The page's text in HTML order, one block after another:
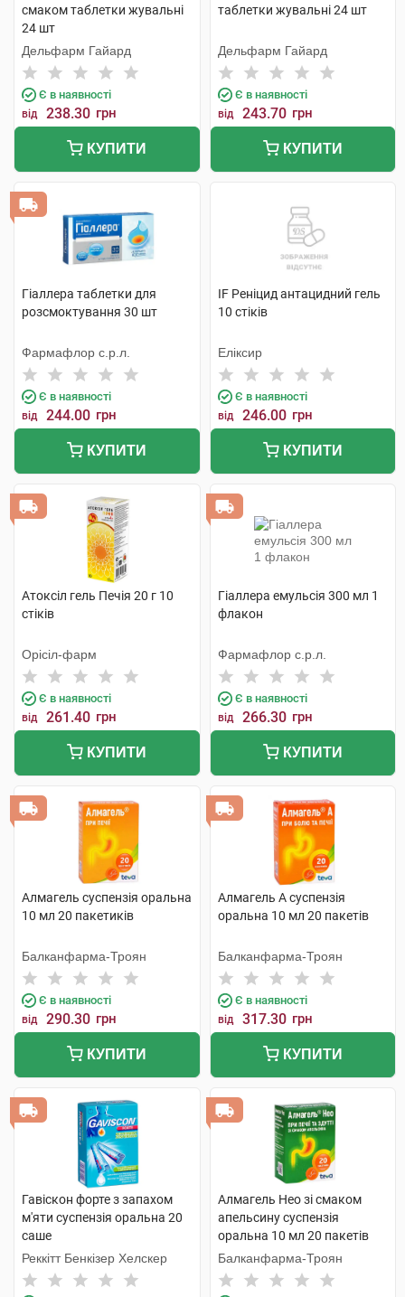
смаком таблетки жувальні
24 шт
Дельфарм Гайард
Є в наявності
від 238.30 грн
КУПИТИ
таблетки жувальні 24 шт
Дельфарм Гайард
Є в наявності
від 243.70 грн
КУПИТИ
Гіаллера таблетки для
розсмоктування 30 шт
Фармафлор с.р.л.
Є в наявності
від 244.00 грн
КУПИТИ
IF Реніцид антацидний гель
10 стіків
Еліксир
Є в наявності
від 246.00 грн
КУПИТИ
Атоксіл гель Печія 20 г 10
стіків
Орісіл-фарм
Є в наявності
від 261.40 грн
КУПИТИ
Гіаллера емульсія 300 мл 1
флакон
Фармафлор с.р.л.
Є в наявності
від 266.30 грн
КУПИТИ
Алмагель суспензія оральна
10 мл 20 пакетиків
Балканфарма-Троян
Є в наявності
від 290.30 грн
КУПИТИ
Алмагель А суспензія
оральна 10 мл 20 пакетів
Балканфарма-Троян
Є в наявності
від 317.30 грн
КУПИТИ
Гавіскон форте з запахом
м'яти суспензія оральна 20
саше
Реккітт Бенкізер Хелскер
Алмагель Нео зі смаком
апельсину суспензія
оральна 10 мл 20 пакетів
Балканфарма-Троян